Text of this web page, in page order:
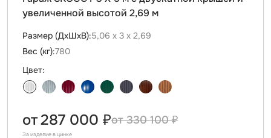
увеличенной высотой 2,69 м
Размер (ДxШxВ):5,06 х 3 х 2,69
Вес (кг):780
Цвет:
330 100 ₽
от287 000 ₽
За изделие в цинке